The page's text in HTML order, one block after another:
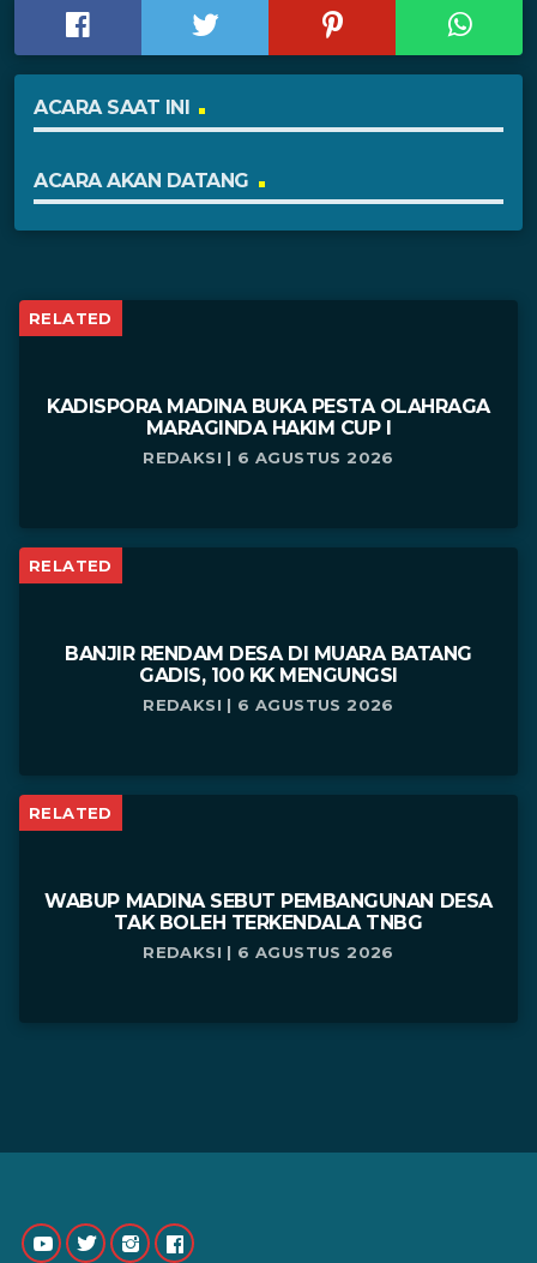
ACARA SAAT INI
ACARA AKAN DATANG
RELATED
KADISPORA MADINA BUKA PESTA OLAHRAGA
MARAGINDA HAKIM CUP I
REDAKSI | 6 AGUSTUS 2026
RELATED
BANJIR RENDAM DESA DI MUARA BATANG
GADIS, 100 KK MENGUNGSI
REDAKSI | 6 AGUSTUS 2026
RELATED
WABUP MADINA SEBUT PEMBANGUNAN DESA
TAK BOLEH TERKENDALA TNBG
REDAKSI | 6 AGUSTUS 2026